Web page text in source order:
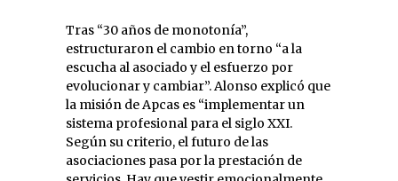
Tras “30 años de monotonía”,
estructuraron el cambio en torno “a la
escucha al asociado y el esfuerzo por
evolucionar y cambiar”. Alonso explicó que
la misión de Apcas es “implementar un
sistema profesional para el siglo XXI.
Según su criterio, el futuro de las
asociaciones pasa por la prestación de